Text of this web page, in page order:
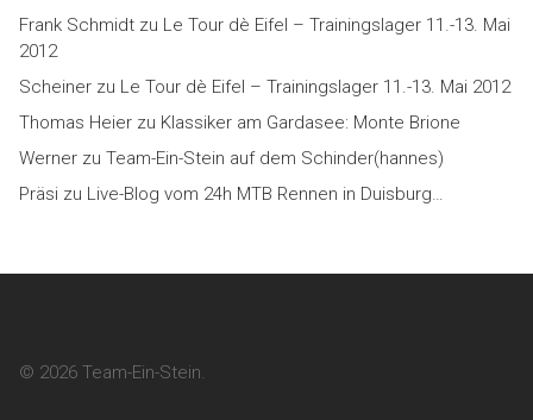
Frank Schmidt zu Le Tour dè Eifel – Trainingslager 11.-13. Mai
2012
Scheiner zu Le Tour dè Eifel – Trainingslager 11.-13. Mai 2012
Thomas Heier zu Klassiker am Gardasee: Monte Brione
Werner zu Team-Ein-Stein auf dem Schinder(hannes)
Präsi zu Live-Blog vom 24h MTB Rennen in Duisburg…
© 2026 Team-Ein-Stein.